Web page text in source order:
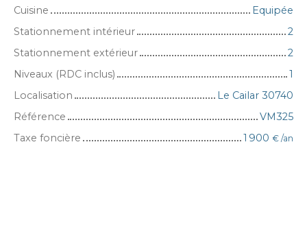
Cuisine
Equipée
Stationnement intérieur
2
Stationnement extérieur
2
Niveaux (RDC inclus)
1
Localisation
Le Cailar 30740
Référence
VM325
Taxe foncière
1 900 € /an